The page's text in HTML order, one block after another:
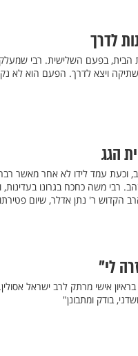
לדרך
הבית, בפעם השלישית. רבי
ויצא לדרך. הפעם הוא לא
הגג
וכעת עמד לידו לא אחר מאשר רבה
רבי משה כחכח בגרונו
הקדוש ר' נתן אדלר, שיום
לי"
אישי מרתק לרב ישראל
בודק ומתבונן"